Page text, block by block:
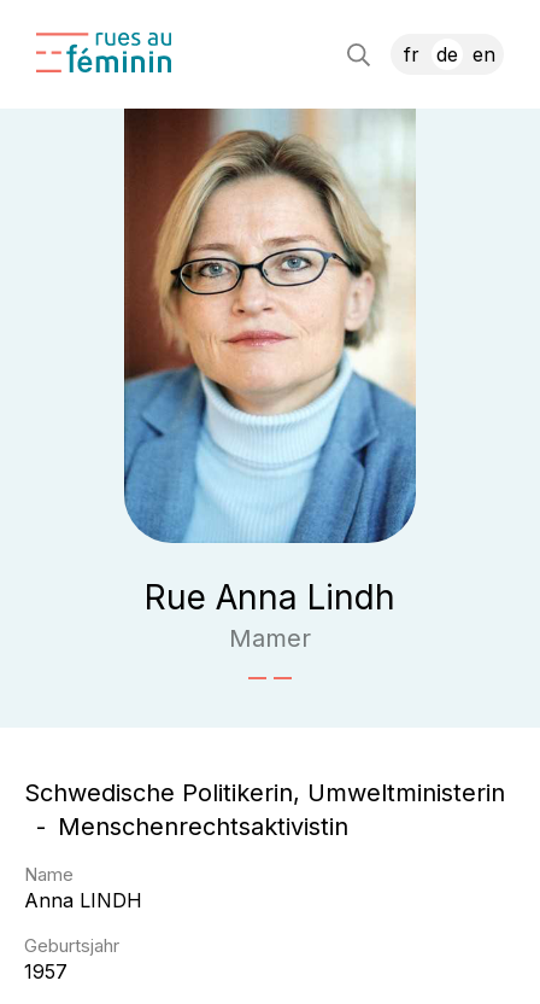
fr de en
Rue Anna Lindh
Mamer
Schwedische Politikerin, Umweltministerin
Menschenrechtsaktivistin
Name
Anna LINDH
Geburtsjahr
1957